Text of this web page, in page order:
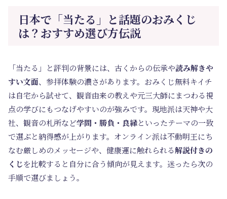
日本で「当たる」と話題のおみくじ
は？おすすめ選び方伝説
「当たる」と評判の背景には、古くからの伝承や読み解きや
すい文面、参拝体験の濃さがあります。おみくじ無料キイチ
は自宅から試せて、観音由来の教えや元三大師にまつわる視
点の学びにもつなげやすいのが強みです。現地派は天神や大
社、観音の札所など学問・勝負・良縁といったテーマの一致
で選ぶと納得感が上がります。オンライン派は不動明王にち
なむ厳しめのメッセージや、健康運に触れられる解説付きの
くじを比較すると自分に合う傾向が見えます。迷ったら次の
手順で選びましょう。